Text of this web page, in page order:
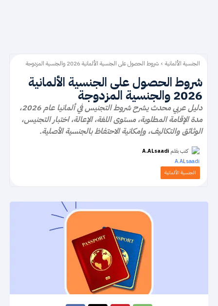
الجنسية الألمانية شروط الحصول على الجنسية الألمانية 2026 والجنسية المزدوجة
شروط الحصول على الجنسية الألمانية
2026 والجنسية المزدوجة
دليل عربي محدث يشرح شروط التجنيس في ألمانيا عام 2026،
مدة الإقامة المطلوبة، مستوى اللغة، الإعالة، اختبار التجنيس،
الوثائق والتكاليف، وإمكانية الاحتفاظ بالجنسية الأصلية.
كتب بقلم A.ALsaadi
الجنسية الألمانية